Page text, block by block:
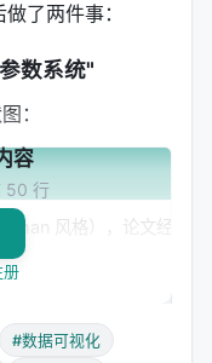
了两件事：
数系统"
：
风格），论文经典
method 并排
观展示提升
容
50 行
册
#数据可视化